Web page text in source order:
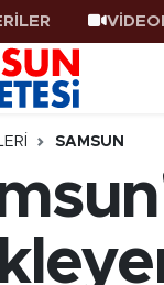
SAMSUN
Haritası